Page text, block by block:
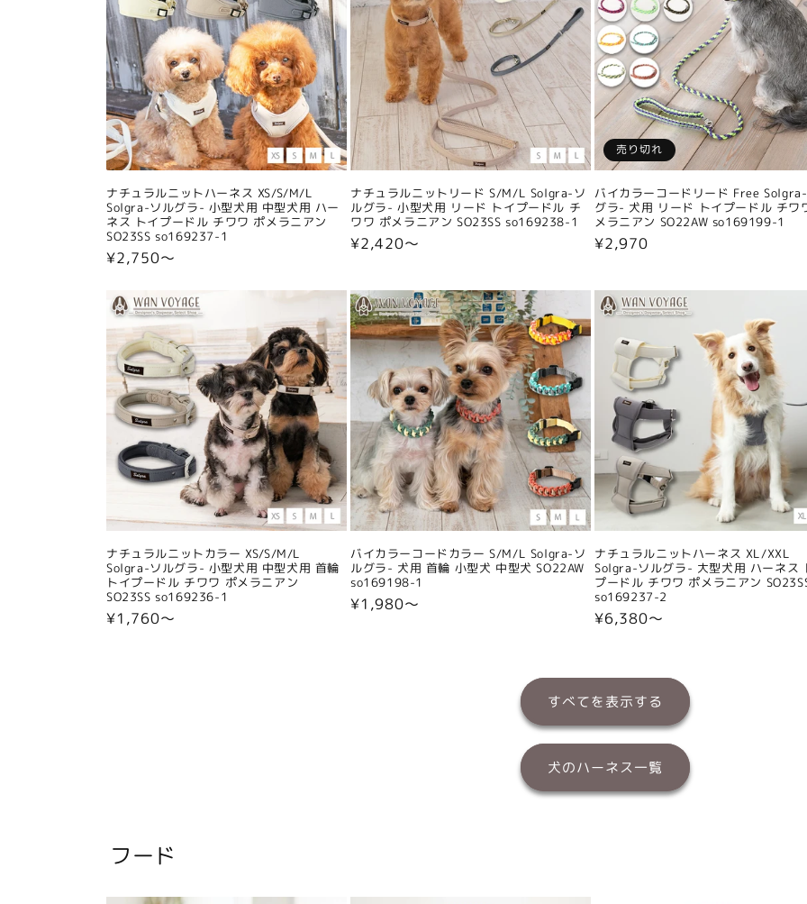
ナチュラルニットハーネス XS/S/M/L
Solgra-ソルグラ- 小型犬用 中型犬用 ハー
ネス トイプードル チワワ ポメラニアン
SO23SS so169237-1
通
価
格
¥2,750〜
ナチュラルニットリード S/M/L Solgra-ソ
ルグラ- 小型犬用 リード トイプードル チ
ワワ ポメラニアン SO23SS so169238-1
通
格
¥2,420〜
売り切れ
バイカラーコードリード Free
グラ- 犬用 リード トイプードル チワ
メラニアン SO22AW so169199-1
通
格
¥2,970
ナチュラルニットカラー XS/S/M/L
Solgra-ソルグラ- 小型犬用 中型犬用 首輪
トイプードル チワワ ポメラニアン
SO23SS so169236-1
通
¥1,760〜
バイカラーコードカラー S/M/L Solgra-ソ
ルグラ- 犬用 首輪 小型犬 中型犬 SO22AW
so169198-1
通
¥1,980〜
ナチュラルニットハーネス XL/XXL
Solgra-ソルグラ- 大型犬用 ハーネス
プードル チワワ ポメラニアン
so169237-2
通
格
¥6,380〜
すべてを表示する
犬のハーネス一覧
フード